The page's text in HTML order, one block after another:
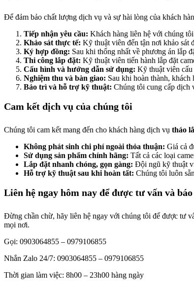
Để đảm bảo chất lượng dịch vụ và sự hài lòng của khách
Tiếp nhận yêu cầu: Khách hàng liên hệ với chúng
Khảo sát thực tế: Kỹ thuật viên đến tận nơi khảo sát
Ký hợp đồng: Sau khi thống nhất về phương án lắp
Thi công lắp đặt: Kỹ thuật viên tiến hành lắp đặt
Cấu hình và hướng dẫn sử dụng: Kỹ thuật viên
Nghiệm thu và bàn giao: Sau khi hoàn thành,
Bảo trì và hỗ trợ kỹ thuật: Chúng tôi cung cấp dịch
Cam kết dịch vụ của chúng tôi
Chúng tôi cam kết mang đến cho khách hàng dịch vụ tháo
Không phát sinh chi phí ngoài thỏa thuận: Giá cả
Sử dụng sản phẩm chính hãng: Tất cả các loại
Lắp đặt nhanh chóng, gọn gàng: Đội ngũ kỹ thuật
Hỗ trợ kỹ thuật sau khi hoàn tất: Chúng tôi luôn
Liên hệ ngay hôm nay để được tư vấn và
Đừng chần chừ, hãy liên hệ ngay với chúng tôi để được tư
mọi nơi.
Gọi: 0903064855 – 0979106855
Nhắn Zalo 24/7: 0903064855 – 0979106855
Thời gian làm việc: 8h00 – 23h00 hàng ngày